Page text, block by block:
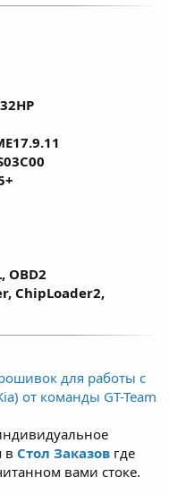
ДК1.
УОЗ,
на расчет
динамику без
расхода топлива
OBD2
ChipLoader2,
для работы с
от команды GT-Team
в Стол Заказов где
вами стоке.